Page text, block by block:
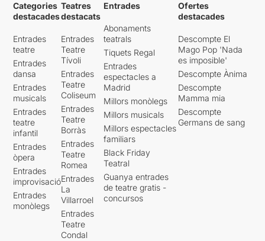
Categories
destacades
Entrades
teatre
Entrades
dansa
Entrades
musicals
Entrades
teatre
infantil
Entrades
òpera
Entrades
improvisació
Entrades
monòlegs
Teatres
destacats
Entrades
Teatre
Tívoli
Entrades
Teatre
Coliseum
Entrades
Teatre
Borràs
Entrades
Teatre
Romea
Entrades
La
Villarroel
Entrades
Teatre
Condal
Entrades
Abonaments
teatrals
Tiquets Regal
Entrades
espectacles a
Madrid
Millors monòlegs
Millors musicals
Millors espectacles
familiars
Black Friday
Teatral
Guanya entrades
de teatre gratis -
concursos
Ofertes
destacades
Descompte El
Mago Pop 'Nada
es imposible'
Descompte Ànima
Descompte
Mamma mia
Descompte
Germans de sang